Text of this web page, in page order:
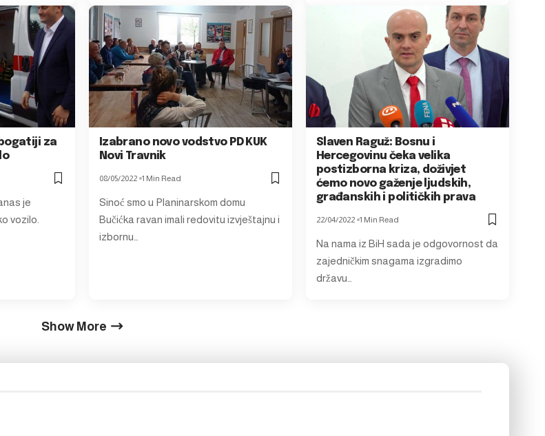
za
je
vozilo.
Izabrano novo vodstvo PD KUK
Novi Travnik
08/05/2022 1 Min Read
Sinoć smo u Planinarskom domu
Bučićka ravan imali redovitu izvještajnu i
izbornu…
Slaven Raguž: Bosnu i
Hercegovinu čeka velika
postizborna kriza, doživjet
ćemo novo gaženje ljudskih,
građanskih i političkih prava
22/04/2022 1 Min Read
Na nama iz BiH sada je odgovornost da
zajedničkim snagama izgradimo
državu…
Show More